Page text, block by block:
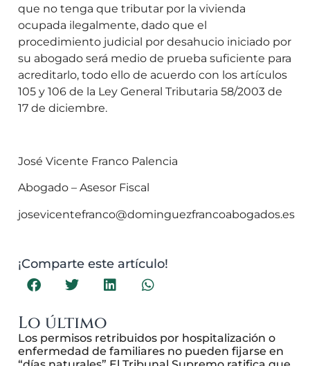
que no tenga que tributar por la vivienda
ocupada ilegalmente, dado que el
procedimiento judicial por desahucio iniciado por
su abogado será medio de prueba suficiente para
acreditarlo, todo ello de acuerdo con los artículos
105 y 106 de la Ley General Tributaria 58/2003 de
17 de diciembre.
José Vicente Franco Palencia
Abogado – Asesor Fiscal
josevicentefranco@dominguezfrancoabogados.es
¡Comparte este artículo!
Lo último
Los permisos retribuidos por hospitalización o
enfermedad de familiares no pueden fijarse en